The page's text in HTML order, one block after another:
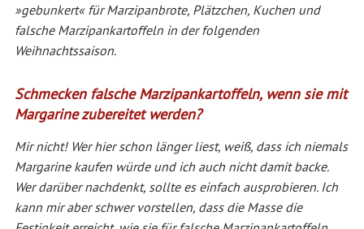
»gebunkert« für Marzipanbrote, Plätzchen, Kuchen und
falsche Marzipankartoffeln in der folgenden
Weihnachtssaison.
Schmecken falsche Marzipankartoffeln, wenn sie mit
Margarine zubereitet werden?
Mir nicht! Wer hier schon länger liest, weiß, dass ich niemals
Margarine kaufen würde und ich auch nicht damit backe.
Wer darüber nachdenkt, sollte es einfach ausprobieren. Ich
kann mir aber schwer vorstellen, dass die Masse die